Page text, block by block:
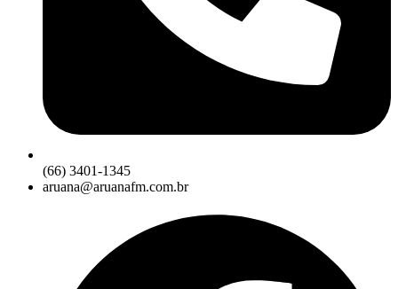
(66) 3401-1345
aruana@aruanafm.com.br